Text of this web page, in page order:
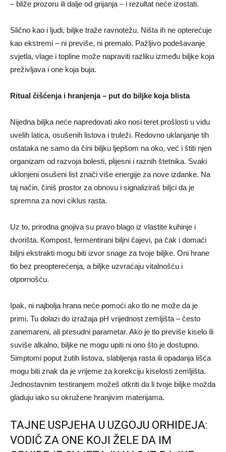
– bliže prozoru ili dalje od grijanja – i rezultat neće izostati.
Slično kao i ljudi, biljke traže ravnotežu. Ništa ih ne opterećuje
kao ekstremi – ni previše, ni premalo. Pažljivo podešavanje
svjetla, vlage i topline može napraviti razliku između biljke koja
preživljava i one koja buja.
Ritual čišćenja i hranjenja – put do biljke koja blista
Nijedna biljka neće napredovati ako nosi teret prošlosti u vidu
uvelih latica, osušenih listova i truleži. Redovno uklanjanje tih
ostataka ne samo da čini biljku ljepšom na oko, već i štiti njen
organizam od razvoja bolesti, plijesni i raznih štetnika. Svaki
uklonjeni osušeni list znači više energije za nove izdanke. Na
taj način, činiš prostor za obnovu i signaliziraš biljci da je
spremna za novi ciklus rasta.
Uz to, prirodna gnojiva su pravo blago iz vlastite kuhinje i
dvorišta. Kompost, fermentirani biljni čajevi, pa čak i domaći
biljni ekstrakti mogu biti izvor snage za tvoje biljke. Oni hrane
tlo bez preopterećenja, a biljke uzvraćaju vitalnošću i
otpornošću.
Ipak, ni najbolja hrana neće pomoći ako tlo ne može da je
primi. Tu dolazi do izražaja pH vrijednost zemljišta – često
zanemareni, ali presudni parametar. Ako je tlo previše kiselo ili
suviše alkalno, biljke ne mogu upiti ni ono što je dostupno.
Simptomi poput žutih listova, slabljenja rasta ili opadanja lišća
mogu biti znak da je vrijeme za korekciju kiselosti zemljišta.
Jednostavnim testiranjem možeš otkriti da li tvoje biljke možda
gladuju iako su okružene hranjivim materijama.
TAJNE USPJEHA U UZGOJU ORHIDEJA:
VODIČ ZA ONE KOJI ŽELE DA IM